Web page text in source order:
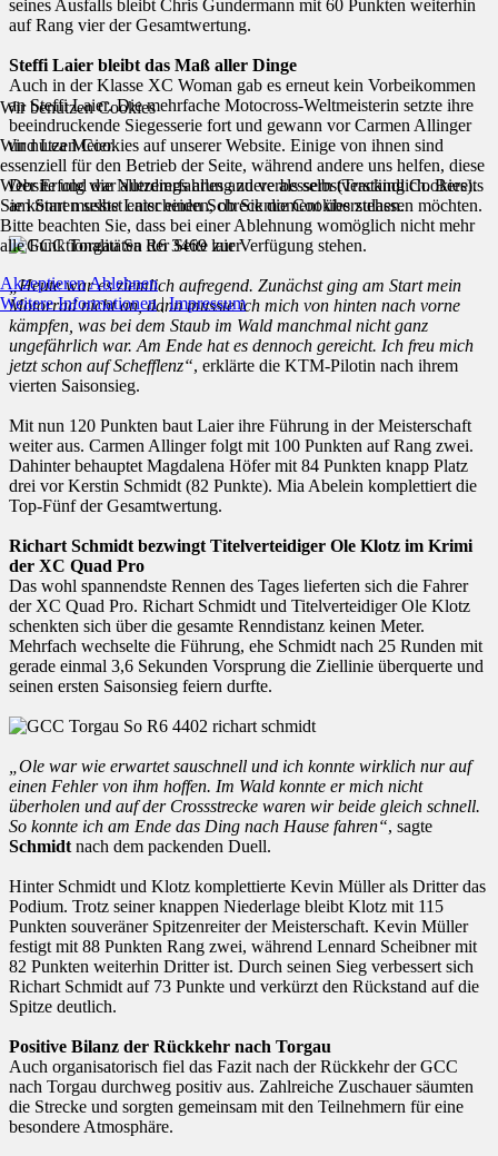
seines Ausfalls bleibt Chris Gundermann mit 60 Punkten weiterhin
auf Rang vier der Gesamtwertung.
Steffi Laier bleibt das Maß aller Dinge
Auch in der Klasse XC Woman gab es erneut kein Vorbeikommen
an Steffi Laier. Die mehrfache Motocross-Weltmeisterin setzte ihre
beeindruckende Siegesserie fort und gewann vor Carmen Allinger
und Lea Meier.
Der Erfolg war allerdings alles andere als selbstverständlich. Bereits
am Start musste Laier einen Schreckmoment überstehen.
„Heute war es ziemlich aufregend. Zunächst ging am Start mein
Motorrad nicht an, dann musste ich mich von hinten nach vorne
kämpfen, was bei dem Staub im Wald manchmal nicht ganz
ungefährlich war. Am Ende hat es dennoch gereicht. Ich freu mich
jetzt schon auf Schefflenz“, erklärte die KTM-Pilotin nach ihrem
vierten Saisonsieg.
Mit nun 120 Punkten baut Laier ihre Führung in der Meisterschaft
weiter aus. Carmen Allinger folgt mit 100 Punkten auf Rang zwei.
Dahinter behauptet Magdalena Höfer mit 84 Punkten knapp Platz
drei vor Kerstin Schmidt (82 Punkte). Mia Abelein komplettiert die
Top-Fünf der Gesamtwertung.
Richart Schmidt bezwingt Titelverteidiger Ole Klotz im Krimi
der XC Quad Pro
Das wohl spannendste Rennen des Tages lieferten sich die Fahrer
der XC Quad Pro. Richart Schmidt und Titelverteidiger Ole Klotz
schenkten sich über die gesamte Renndistanz keinen Meter.
Mehrfach wechselte die Führung, ehe Schmidt nach 25 Runden mit
gerade einmal 3,6 Sekunden Vorsprung die Ziellinie überquerte und
seinen ersten Saisonsieg feiern durfte.
„Ole war wie erwartet sauschnell und ich konnte wirklich nur auf
einen Fehler von ihm hoffen. Im Wald konnte er mich nicht
überholen und auf der Crossstrecke waren wir beide gleich schnell.
So konnte ich am Ende das Ding nach Hause fahren“, sagte
Schmidt nach dem packenden Duell.
Hinter Schmidt und Klotz komplettierte Kevin Müller als Dritter das
Podium. Trotz seiner knappen Niederlage bleibt Klotz mit 115
Punkten souveräner Spitzenreiter der Meisterschaft. Kevin Müller
festigt mit 88 Punkten Rang zwei, während Lennard Scheibner mit
82 Punkten weiterhin Dritter ist. Durch seinen Sieg verbessert sich
Richart Schmidt auf 73 Punkte und verkürzt den Rückstand auf die
Spitze deutlich.
Positive Bilanz der Rückkehr nach Torgau
Auch organisatorisch fiel das Fazit nach der Rückkehr der GCC
nach Torgau durchweg positiv aus. Zahlreiche Zuschauer säumten
die Strecke und sorgten gemeinsam mit den Teilnehmern für eine
besondere Atmosphäre.
Wir benutzen Cookies
Wir nutzen Cookies auf unserer Website. Einige von ihnen sind
essenziell für den Betrieb der Seite, während andere uns helfen, diese
Website und die Nutzererfahrung zu verbessern (Tracking Cookies).
Sie können selbst entscheiden, ob Sie die Cookies zulassen möchten.
Bitte beachten Sie, dass bei einer Ablehnung womöglich nicht mehr
alle Funktionalitäten der Seite zur Verfügung stehen.
AkzeptierenAblehnen
Weitere Informationen|Impressum